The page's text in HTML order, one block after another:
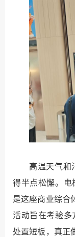
高温天气和
得半点松懈。电
是这座商业综合
活动旨在考验多
处置短板，真正